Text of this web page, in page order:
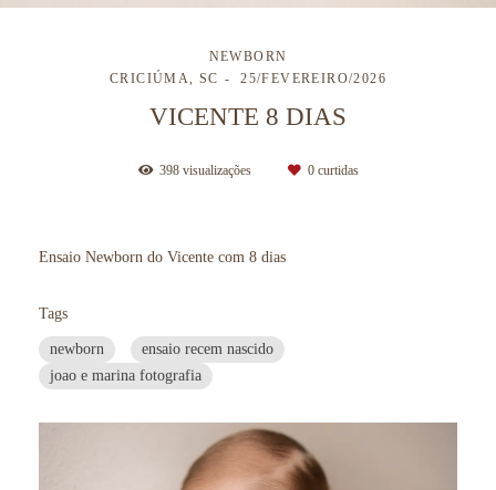
NEWBORN
CRICIÚMA, SC
25/FEVEREIRO/2026
VICENTE 8 DIAS
398visualizações 0curtidas
Ensaio Newborn do Vicente com 8 dias
Tags
newborn
ensaio recem nascido
joao e marina fotografia